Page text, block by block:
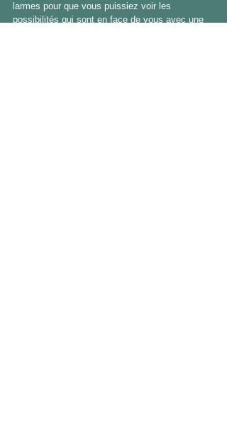
larmes pour que vous puissiez voir les
possibilités qui sont en face de vous avec une